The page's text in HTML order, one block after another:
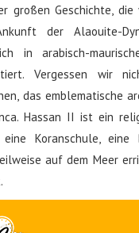
großen Geschichte, die
der Alaouite-
in arabisch-
Vergessen wir
das emblematische
Hassan II ist ein
Koranschule,
auf dem Meer